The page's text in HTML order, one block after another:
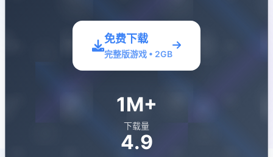
免费下载
完整版游戏 • 2GB
1M+
下载量
4.9